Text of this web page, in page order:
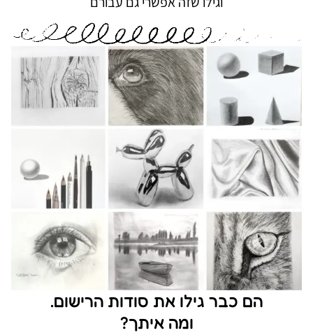
הם כבר גילו את סודות הרישום.
ומה איתך?